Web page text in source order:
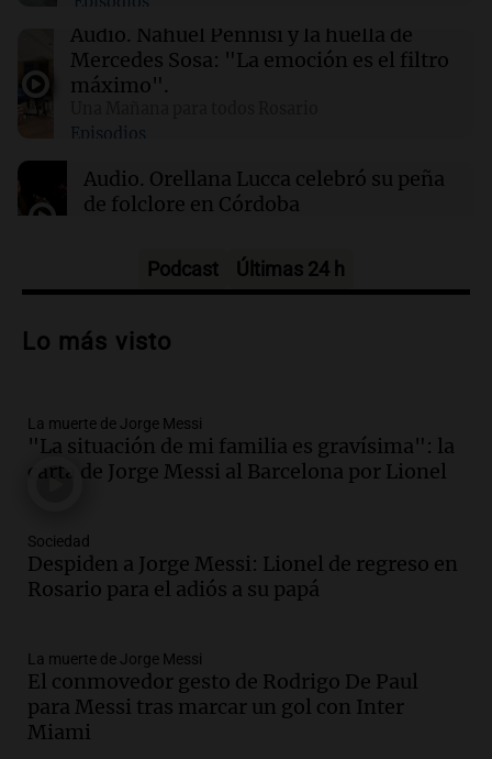
Covid-19
23:51 La muerte de Jorge Messi
El conmovedor gesto de Rodrigo De Paul para
Audio. Nahuel Pennisi y la huella de
Mercedes Sosa: "La emoción es el filtro
máximo".
Episodios
Audio. Orellana Lucca celebró su peña
de folclore en Córdoba
Audio.Trágico accidente en Mendoza:
vehículos desde un puente
Audio.Tragedia en Mendoza: un muerto
y cinco heridos tras caer dos autos desde
un puente
Audio.Messi llegará esta noche a
Rosario para acompañar a su familia
Episodios
Audio.Ley de Propiedad Privada: el revés
en el Congreso expuso una debilidad
comunicacional del Gobierno
Podcast Últimas 24 h
Lo más visto
La muerte de Jorge Messi
"La situación de mi familia es gravísima": la
carta de Jorge Messi al Barcelona por Lionel
Sociedad
Despiden a Jorge Messi: Lionel de regreso en
Rosario para el adiós a su papá
La muerte de Jorge Messi
El conmovedor gesto de Rodrigo De Paul
para Messi tras marcar un gol con Inter
Miami